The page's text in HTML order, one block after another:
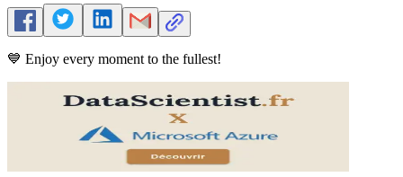
💙 Enjoy every moment to the fullest!